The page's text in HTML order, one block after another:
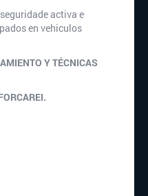
activa e
en vehiculos
Y TÉCNICAS